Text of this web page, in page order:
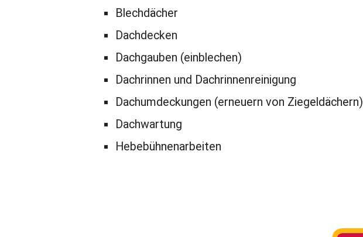
Blechdächer
Dachdecken
Dachgauben (einblechen)
Dachrinnen und Dachrinnenreinigung
Dachumdeckungen (erneuern von Ziegeldächern)
Dachwartung
Hebebühnenarbeiten